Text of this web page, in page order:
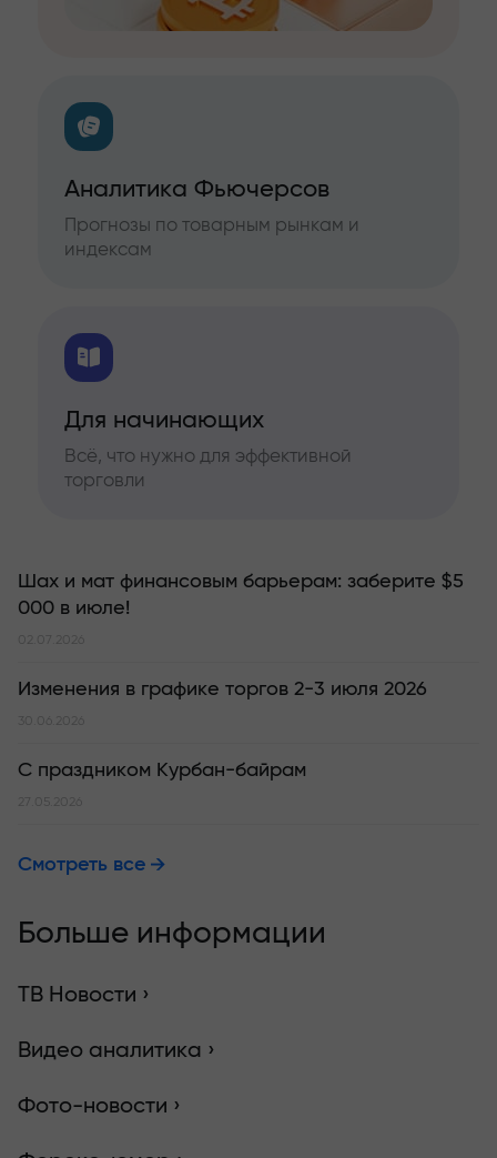
Аналитика Фьючерсов
Прогнозы по товарным рынкам и
индексам
Для начинающих
Всё, что нужно для эффективной
торговли
Шах и мат финансовым барьерам: заберите $5
000 в июле!
02.07.2026
Изменения в графике торгов 2-3 июля 2026
30.06.2026
С праздником Курбан-байрам
27.05.2026
Смотреть все
Больше информации
ТВ Новости ›
Видео аналитика ›
Фото-новости ›